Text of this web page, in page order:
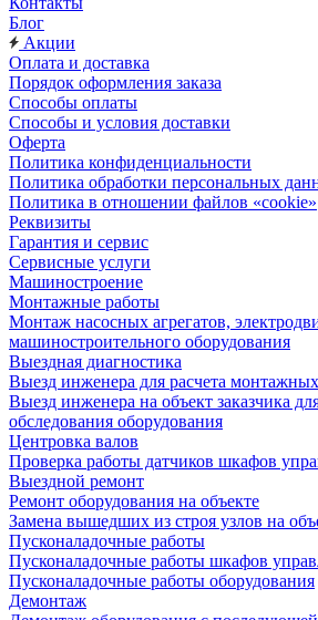
Блог
Акции
Оплата и доставка
Порядок оформления заказа
Способы оплаты
Способы и условия доставки
Оферта
Политика конфиденциальности
Политика обработки персональных
Политика в отношении файлов «cookie»
Реквизиты
Гарантия и сервис
Сервисные услуги
Машиностроение
Монтажные работы
Монтаж насосных агрегатов,
машиностроительного оборудования
Выездная диагностика
Выезд инженера для расчета
Выезд инженера на объект заказчика
обследования оборудования
Центровка валов
Проверка работы датчиков шкафов
Выездной ремонт
Ремонт оборудования на объекте
Замена вышедших из строя узлов на
Пусконаладочные работы
Пусконаладочные работы шкафов
Пусконаладочные работы оборудования
Демонтаж